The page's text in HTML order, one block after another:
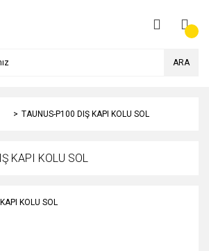
ARA
TAUNUS-P100 DIŞ KAPI KOLU SOL
KAPI KOLU SOL